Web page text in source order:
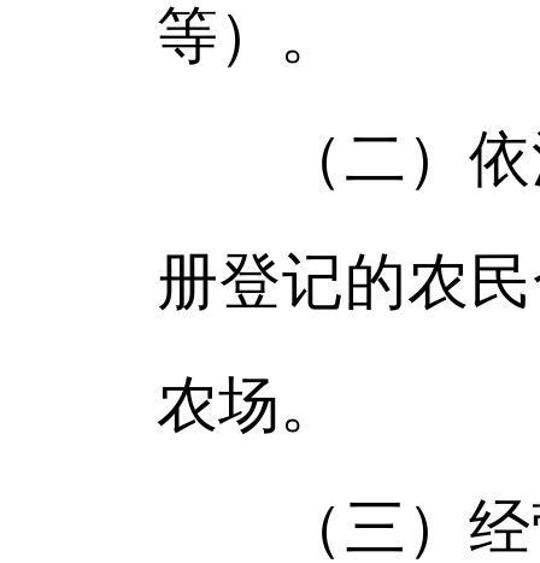
等）。
（二）依
册登记的农
农场。
（三）经